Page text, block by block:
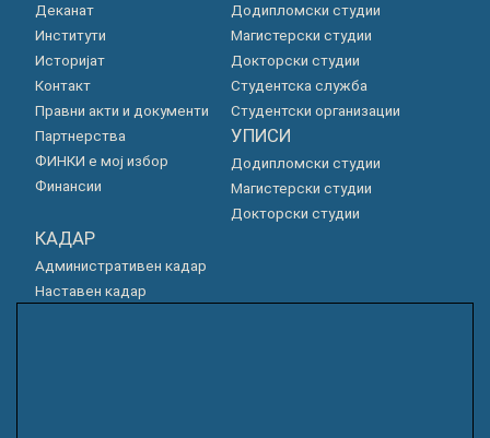
Деканат
Институти
Историјат
Контакт
Правни акти и документи
Партнерства
ФИНКИ е мој избор
Финансии
Додипломски студии
Магистерски студии
Докторски студии
Студентска служба
Студентски организации
УПИСИ
Додипломски студии
Магистерски студии
Докторски студии
КАДАР
Административен кадар
Наставен кадар